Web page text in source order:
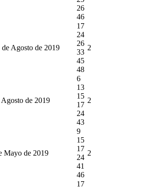
26
46
Agosto de 2019
17
24
26
33
45
48
2
Agosto de 2019
6
13
15
17
24
43
2
Mayo de 2019
9
15
17
24
41
46
2
17